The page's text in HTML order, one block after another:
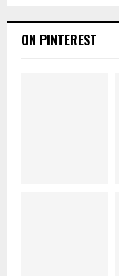
ON PINTEREST